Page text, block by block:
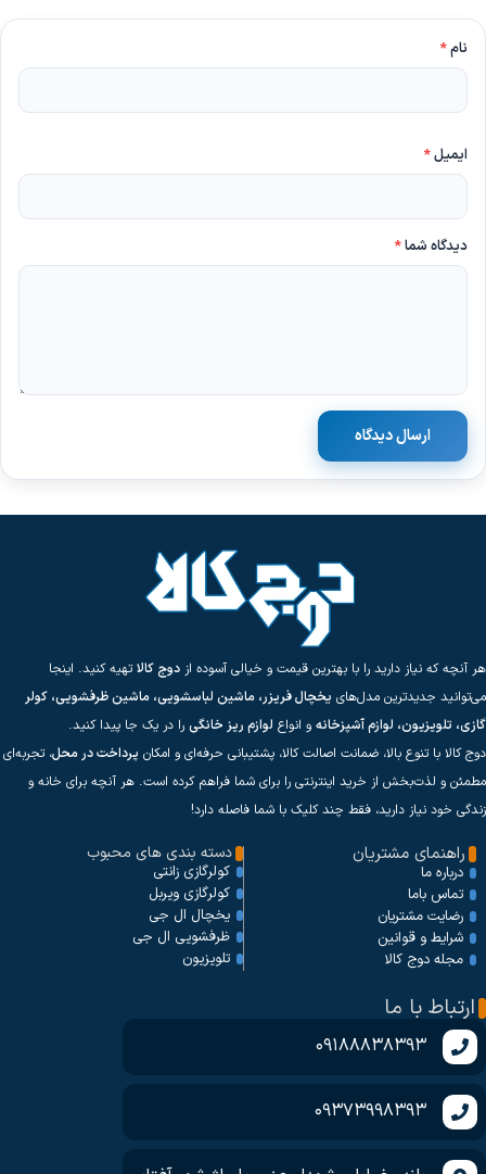
نام*
ایمیل*
دیدگاه شما*
ارسال دیدگاه
هر آنچه که نیاز دارید را با بهترین قیمت و خیالی آسوده از دوج کالاتهیه کنید. اینجا
می‌توانید جدیدترین مدل‌های یخچال فریزر، ماشین لباسشویی، ماشین ظرفشویی، کولر
گازی، تلویزیون، لوازم آشپزخانه و انواع لوازم ریز خانگی را در یک جا پیدا کنید.
دوج کالا با تنوع بالا، ضمانت اصالت کالا، پشتیبانی حرفه‌ای و امکان پرداخت در محل، تجربه‌ای
مطمئن و لذت‌بخش از خرید اینترنتی را برای شما فراهم کرده است. هر آنچه برای خانه و
زندگی خود نیاز دارید، فقط چند کلیک با شما فاصله دارد!
راهنمای مشتریان
درباره ما
تماس باما
رضایت مشتریان
شرایط و قوانین
مجله دوج کالا
دسته بندی های محبوب
کولرگازی زانتی
کولرگازی ویربل
یخچال ال جی
ظرفشویی ال جی
تلویزیون
ارتباط با ما
09188838393
09373998393